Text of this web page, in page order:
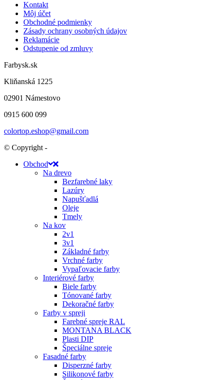
Kontakt
Môj účet
Obchodné podmienky
Zásady ochrany osobných údajov
Reklamácie
Odstupenie od zmluvy
Farbysk.sk
Kliňanská 1225
02901 Námestovo
0915 600 099
colortop.eshop@gmail.com
© Copyright -
Obchod
Na drevo
Bezfarebné laky
Lazúry
Napušťadlá
Oleje
Tmely
Na kov
2v1
3v1
Základné farby
Vrchné farby
Vypaľovacie farby
Interiérové farby
Biele farby
Tónované farby
Dekoračné farby
Farby v spreji
Farebné spreje RAL
MONTANA BLACK
Plasti DIP
Špeciálne spreje
Fasadné farby
Disperzné farby
Silikonové farby